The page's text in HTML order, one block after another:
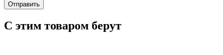
С этим товаром берут